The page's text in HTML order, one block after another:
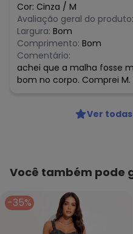
março/2026
fevereiro/2026
Cor: Cinza / M
Avaliação geral do produto:
Largura: Bom
Comprimento: Bom
Comentário:
achei que a malha fosse
bom no corpo. Comprei M.
Ver
Você também pode
-35%